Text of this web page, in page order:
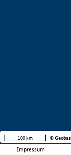
Impressum
100 km ©